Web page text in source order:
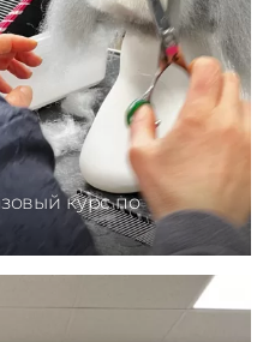
курс по